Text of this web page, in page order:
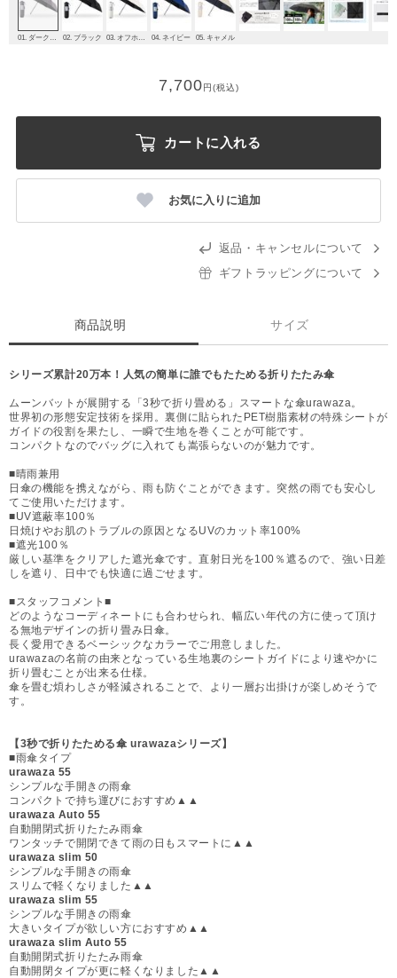
02. ブラック 04. ネイビー 05. キャメル
7,700円(税込)
カートに入れる
お気に入りに追加
返品・キャンセルについて
ギフトラッピングについて
商品説明 サイズ
シリーズ累計20万本！人気の簡単に誰でもたためる折りたたみ傘
ムーンバットが展開する「3秒で折り畳める」スマートな傘urawaza。
世界初の形態安定技術を採用。裏側に貼られたPET樹脂素材の特殊シートが
ガイドの役割を果たし、一瞬で生地を巻くことが可能です。
コンパクトなのでバッグに入れても嵩張らないのが魅力です。
■晴雨兼用
日傘の機能を携えながら、雨も防ぐことができます。突然の雨でも安心し
てご使用いただけます。
■UV遮蔽率100％
日焼けやお肌のトラブルの原因となるUVのカット率100%
■遮光100％
厳しい基準をクリアした遮光傘です。直射日光を100％遮るので、強い日差
しを遮り、日中でも快適に過ごせます。
■スタッフコメント■
どのようなコーディネートにも合わせられ、幅広い年代の方に使って頂け
る無地デザインの折り畳み日傘。
長く愛用できるベーシックなカラーでご用意しました。
urawazaの名前の由来となっている生地裏のシートガイドにより速やかに
折り畳むことが出来る仕様。
傘を畳む煩わしさが軽減されることで、より一層お出掛けが楽しめそうで
す。
【3秒で折りたためる傘 urawazaシリーズ】
■雨傘タイプ
urawaza 55
シンプルな手開きの雨傘
コンパクトで持ち運びにおすすめ▲▲
urawaza Auto 55
自動開閉式折りたたみ雨傘
ワンタッチで開閉できて雨の日もスマートに▲▲
urawaza slim 50
シンプルな手開きの雨傘
スリムで軽くなりました▲▲
urawaza slim 55
シンプルな手開きの雨傘
大きいタイプが欲しい方におすすめ▲▲
urawaza slim Auto 55
自動開閉式折りたたみ雨傘
自動開閉タイプが更に軽くなりました▲▲